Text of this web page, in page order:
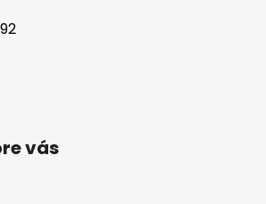
vás